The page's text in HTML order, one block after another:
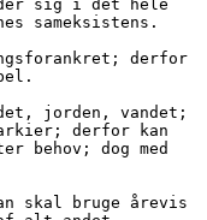
sig i det hele
sameksistens.
derfor
jorden, vandet;
derfor kan
behov; dog med
skal bruge årevis